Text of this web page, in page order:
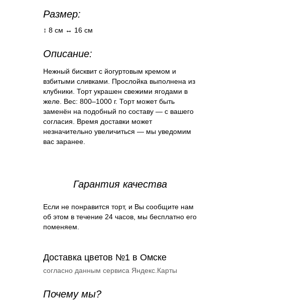
Размер:
↕ 8 см ↔ 16 см
Описание:
Нежный бисквит с йогуртовым кремом и
взбитыми сливками. Прослойка выполнена из
клубники. Торт украшен свежими ягодами в
желе. Вес: 800–1000 г. Торт может быть
заменён на подобный по составу — с вашего
согласия. Время доставки может
незначительно увеличиться — мы уведомим
вас заранее.
Гарантия качества
Если не понравится торт, и Вы сообщите нам
об этом в течение 24 часов, мы бесплатно его
поменяем.
Доставка цветов №1 в Омске
согласно данным сервиса Яндекс.Карты
Почему мы?